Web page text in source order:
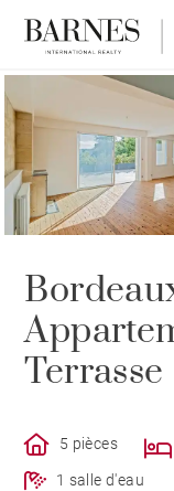
Terrasse
5 pièces
1 salle d'eau